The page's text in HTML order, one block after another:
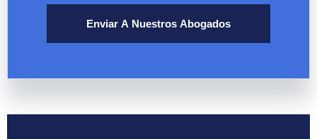
Enviar A Nuestros Abogados